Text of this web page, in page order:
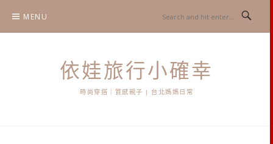
content
MENU
依娃旅行小確幸
時尚穿搭｜質感親子 | 台北媽媽日常